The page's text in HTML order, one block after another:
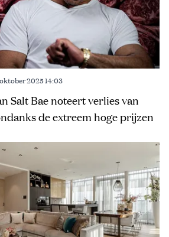
2025 14:03
Salt Bae noteert verlies van
de extreem hoge prijzen